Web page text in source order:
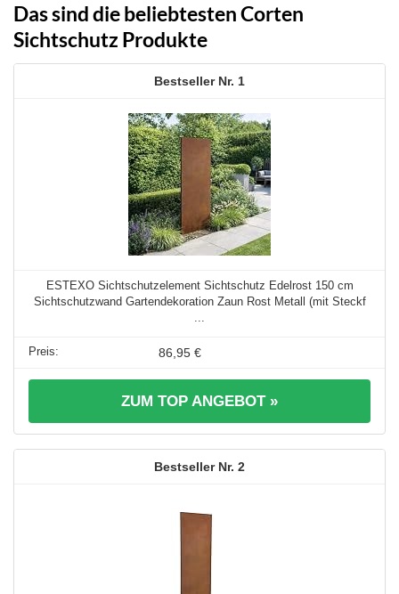
Das sind die beliebtesten Corten
Sichtschutz Produkte
1
ESTEXO Sichtschutzelement Sichtschutz Edelrost 150 cm
Sichtschutzwand Gartendekoration Zaun Rost Metall (mit Steckf
86,95 €
ZUM TOP ANGEBOT »
2